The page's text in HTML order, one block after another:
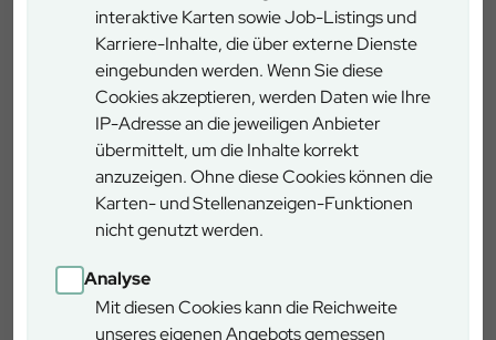
interaktive Karten sowie Job-Listings und
Karriere-Inhalte, die über externe Dienste
eingebunden werden. Wenn Sie diese
Cookies akzeptieren, werden Daten wie Ihre
IP-Adresse an die jeweiligen Anbieter
übermittelt, um die Inhalte korrekt
anzuzeigen. Ohne diese Cookies können die
Karten- und Stellenanzeigen-Funktionen
nicht genutzt werden.
Analyse
Mit diesen Cookies kann die Reichweite
unseres eigenen Angebots gemessen
größte historisch erhaltene Hütte der Saalforste aus den
Winterschlittenzugzeiten. Bis in die 1960er Jahre diente
sie als zentraler Stützpunkt für Holzknechte, Fuhrleute
und Pferdeunterstand um geschlägertes Holz im Winter
zum 15 Kilometer entfernten Talort Unken zu
transportieren. Heute ist sie Anlaufpunkt für zahlreiche
Erholungssuchende aus dem Heutal oder von der
Winkelmoosalm. Sie ist Stützpunkt für Jäger im Saalforst
und Anlaufpunkt zahlreicher Exkursionen in den Unkener
Revierleiter Spreng sagt dazu: „Ein neues Dach ist für so
ein historisches Gebäude immer ein Meilenstein. Wir sind
froh und stolz, dass wir diesen wichtigen Schritt zum Erhalt